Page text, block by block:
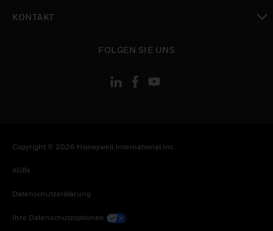
KONTAKT
FOLGEN SIE UNS
Copyright © 2026 Honeywell International Inc
AGBs
Datenschutzerklärung
Ihre Datenschutzoptionen